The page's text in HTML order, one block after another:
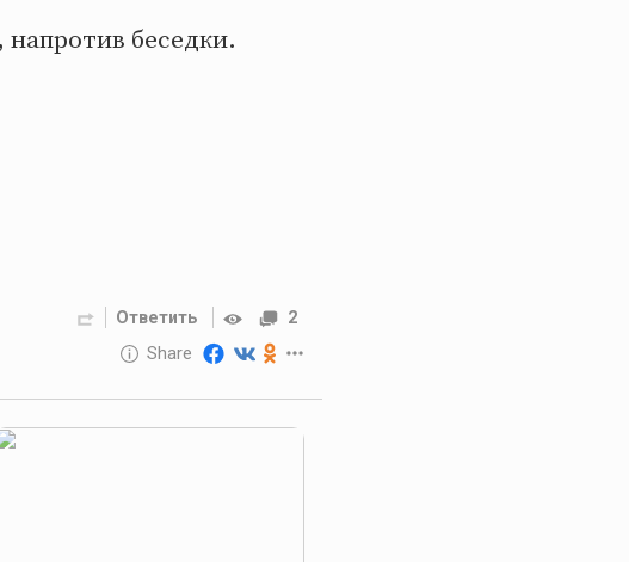
беседки.
Ответить 2
Share
Reward
10 GOLOS